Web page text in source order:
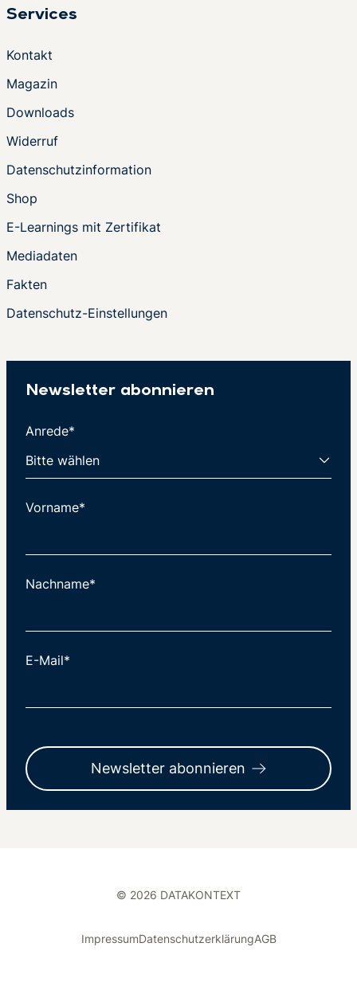
Services
Kontakt
Magazin
Downloads
Widerruf
Datenschutzinformation
Shop
E-Learnings mit Zertifikat
Mediadaten
Fakten
Datenschutz-Einstellungen
Newsletter abonnieren
Anrede*
Vorname*
Nachname*
E-Mail*
Newsletter abonnieren
© 2026 DATAKONTEXT
ImpressumDatenschutzerklärungAGB